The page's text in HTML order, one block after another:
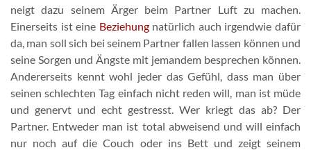
neigt dazu seinem Ärger beim Partner Luft zu machen.
Einerseits ist eine Beziehungnatürlich auch irgendwie dafür
da, man soll sich bei seinem Partner fallen lassen können und
seine Sorgen und Ängste mit jemandem besprechen können.
Andererseits kennt wohl jeder das Gefühl, dass man über
seinen schlechten Tag einfach nicht reden will, man ist müde
und genervt und echt gestresst. Wer kriegt das ab? Der
Partner. Entweder man ist total abweisend und will einfach
nur noch auf die Couch oder ins Bett und zeigt seinem